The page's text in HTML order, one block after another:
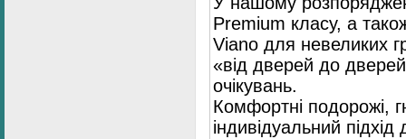
Premium класу, а
Viano для невеликих
«від дверей до
очікувань.
Комфортні подорожі,
індивідуальний